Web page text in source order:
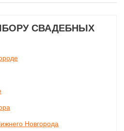
СВАДЕБНЫХ
Новгорода